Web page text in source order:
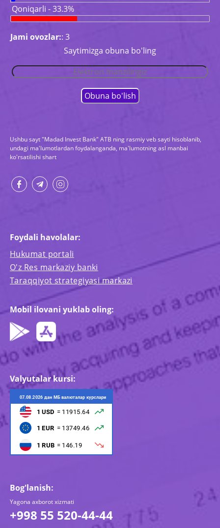
Qoniqarli - 33.3%
Jami ovozlar:: 3
Saytimizga obuna bo'ling
Ushbu sayt "Madad Invest Bank" ATB ning rasmiy veb sayti hisoblanib,
undagi ma'lumotlardan foydalanganda, ma'lumotning asl manbai
ko'rsatilishi shart
Foydali havolalar:
Hukumat portali
O'z Res markaziy banki
Taraqqiyot strategiyasi markazi
Mobil ilovani yuklab oling:
Valyutalar kursi:
Bog'lanish:
Yagona axborot xizmati
+998 55 520-44-44